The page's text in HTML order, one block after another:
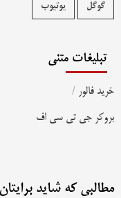
گوگل یوتیوب
تبلیغات متنی
خرید فالور /
بروکر جی تی سی اف
مطالبی که شاید